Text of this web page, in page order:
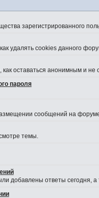
зарегистрированного
удалять cookies данного
оставаться анонимным и
пароля
сообщений на
темы.
добавлены ответы сегодня,